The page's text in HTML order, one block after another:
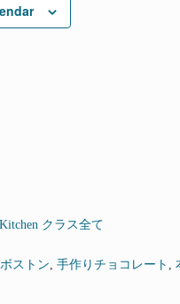
クラス全て
ボストン 手作りチョコレート